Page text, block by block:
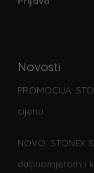
Novosti
PROMOCIJA:
cijenu
NOVO: STONEX
daljinomjerom i